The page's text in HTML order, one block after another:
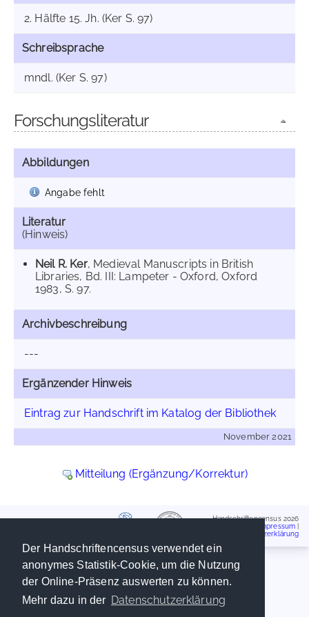
Der Handschriftencensus verwendet ein
anonymes Statistik-Cookie, um die Nutzung
der Online-Präsenz auswerten zu können.
Mehr dazu in der Datenschutzerklärung
2. Hälfte 15. Jh. (Ker S. 97)
Schreibsprache
mndl. (Ker S. 97)
Forschungsliteratur
Abbildungen
Angabe fehlt
Literatur
(Hinweis)
Neil R. Ker, Medieval Manuscripts in British
Libraries, Bd. III: Lampeter - Oxford, Oxford
1983, S. 97.
Archivbeschreibung
---
Ergänzender Hinweis
Eintrag zur Handschrift im Katalog der Bibliothek
November 2021
Mitteilung (Ergänzung/Korrektur)
Handschriftencensus 2026
Impressum
Datenschutzerklärung